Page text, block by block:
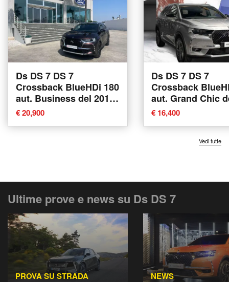
Ds DS 7 DS 7
Crossback BlueHDi 180
aut. Business del 2018
usata a Tricase
€ 20,900
Ds DS 7 DS 7
Crossback
aut. Grand Chic
2022 usata a
€ 16,400
Vedi tutte
Ultime prove e news su Ds DS 7
PROVA SU STRADA NEWS